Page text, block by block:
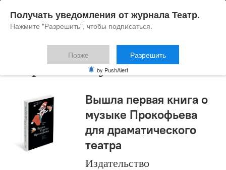
Марина Раку
Вышла первая книга о
музыке Прокофьева
для драматического
театра
Издательство
Получать уведомления от журнала Театр.
Нажмите "Разрешить", чтобы подписаться.
Позже Разрешить
by PushAlert